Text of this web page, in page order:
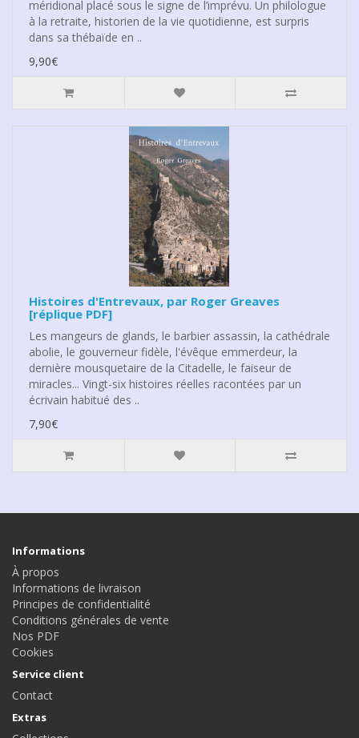
méridional placé sous le signe de l’imprévu. Un philologue
à la retraite, historien de la vie quotidienne, est surpris
dans sa thébaïde en ..
9,90€
Histoires d'Entrevaux, par Roger Greaves
[réplique PDF]
Les mangeurs de glands, le barbier assassin, la cathédrale
abolie, le gouverneur fidèle, l'évêque emmerdeur, la
dernière mousquetaire de la Citadelle, le faiseur de
miracles... Vingt-six histoires réelles racontées par un
écrivain habitué des ..
7,90€
Informations
À propos
Informations de livraison
Principes de confidentialité
Conditions générales de vente
Nos PDF
Cookies
Service client
Contact
Extras